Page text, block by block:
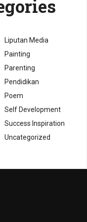
Liputan Media
Painting
Parenting
Pendidikan
Poem
Self Development
Success Inspiration
Uncategorized